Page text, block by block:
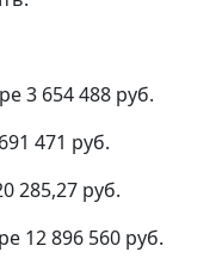
3 654 488 руб.
471 руб.
285,27 руб.
12 896 560 руб.